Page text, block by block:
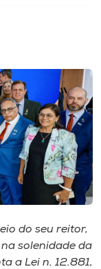
do seu reitor,
solenidade da
a Lei n. 12.881,